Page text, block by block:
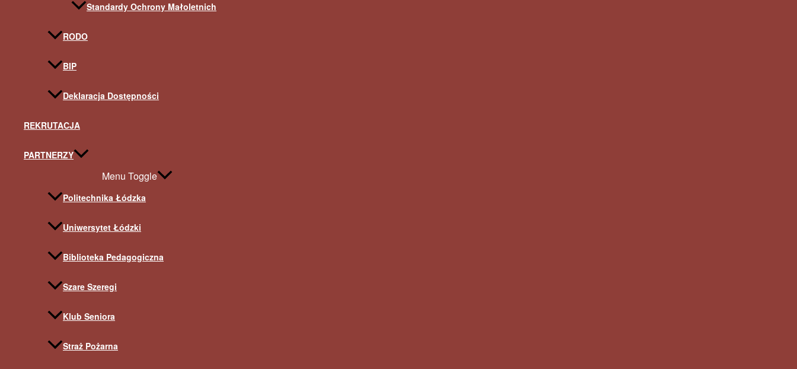
Standardy Ochrony Małoletnich
RODO
BIP
Deklaracja Dostępności
REKRUTACJA
PARTNERZY
Menu Toggle
Politechnika Łódzka
Uniwersytet Łódzki
Biblioteka Pedagogiczna
Szare Szeregi
Klub Seniora
Straż Pożarna